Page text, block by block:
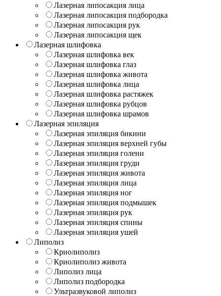
Лазерная липосакция лица
Лазерная липосакция подбородка
Лазерная липосакция рук
Лазерная липосакция щек
Лазерная шлифовка
Лазерная шлифовка век
Лазерная шлифовка глаз
Лазерная шлифовка живота
Лазерная шлифовка лица
Лазерная шлифовка растяжек
Лазерная шлифовка рубцов
Лазерная шлифовка шрамов
Лазерная эпиляция
Лазерная эпиляция бикини
Лазерная эпиляция верхней губы
Лазерная эпиляция голени
Лазерная эпиляция груди
Лазерная эпиляция живота
Лазерная эпиляция лица
Лазерная эпиляция ног
Лазерная эпиляция подмышек
Лазерная эпиляция рук
Лазерная эпиляция спины
Лазерная эпиляция ушей
Липолиз
Криолиполиз
Криолиполиз живота
Липолиз лица
Липолиз подбородка
Ультразвуковой липолиз